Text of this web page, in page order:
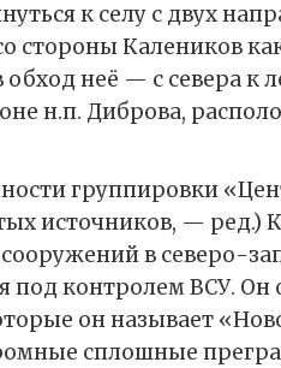
к селу с двух
стороны Калеников
обход неё — с севера к
н.п. Диброва,
группировки
источников, — ред.)
в северо-
под контролем ВСУ. Он
он называет
сплошные